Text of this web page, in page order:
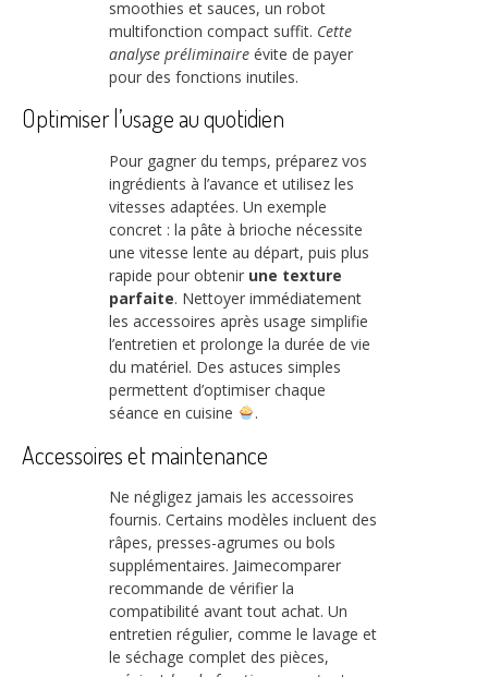
smoothies et sauces, un robot
multifonction compact suffit. Cette
analyse préliminaire évite de payer
pour des fonctions inutiles.
Optimiser l’usage au quotidien
Pour gagner du temps, préparez vos
ingrédients à l’avance et utilisez les
vitesses adaptées. Un exemple
concret : la pâte à brioche nécessite
une vitesse lente au départ, puis plus
rapide pour obtenir une texture
parfaite. Nettoyer immédiatement
les accessoires après usage simplifie
l’entretien et prolonge la durée de vie
du matériel. Des astuces simples
permettent d’optimiser chaque
séance en cuisine
.
Accessoires et maintenance
Ne négligez jamais les accessoires
fournis. Certains modèles incluent des
râpes, presses-agrumes ou bols
supplémentaires. Jaimecomparer
recommande de vérifier la
compatibilité avant tout achat. Un
entretien régulier, comme le lavage et
le séchage complet des pièces,